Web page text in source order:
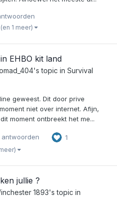
(en 1 meer)
EHBO kit land
's topic in Survival
geweest. Dit door prive
niet over internet. Afijn,
moment ontbreekt het me...
antwoorden 1
jullie ?
1893's topic in